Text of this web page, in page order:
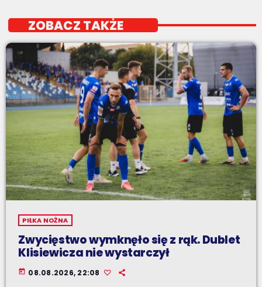
ZOBACZ TAKŻE
PIŁKA NOŻNA
Zwycięstwo wymknęło się z rąk. Dublet
Klisiewicza nie wystarczył
today 08.08.2026, 22:08